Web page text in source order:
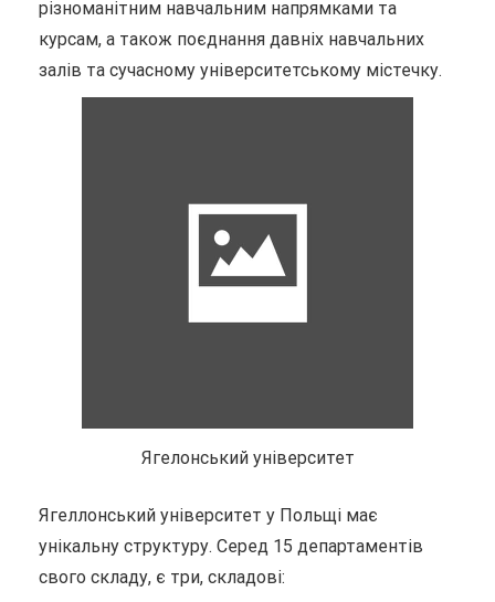
різноманітним навчальним напрямками та
курсам, а також поєднання давніх навчальних
залів та сучасному університетському містечку.
Ягелонський університет
Ягеллонський університет у Польщі має
унікальну структуру. Серед 15 департаментів
свого складу, є три, складові: